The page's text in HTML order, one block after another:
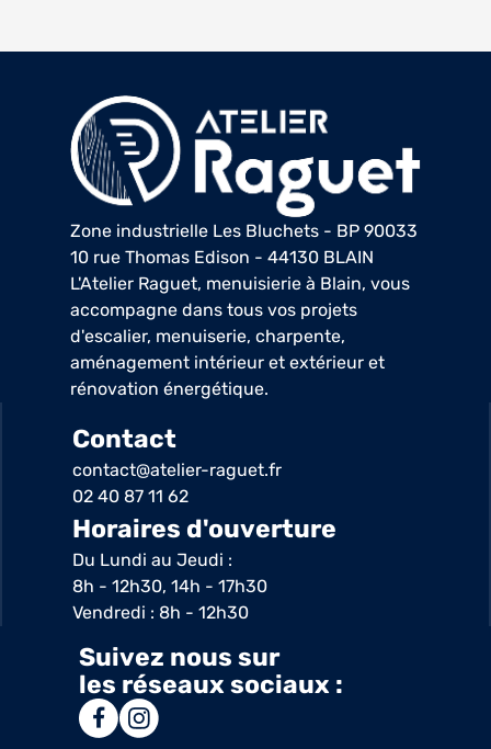
Zone industrielle Les Bluchets - BP 90033
10 rue Thomas Edison - 44130 BLAIN
L'Atelier Raguet, menuisierie à Blain, vous
accompagne dans tous vos projets
d'escalier, menuiserie, charpente,
aménagement intérieur et extérieur et
rénovation énergétique.
Contact
contact@atelier-raguet.fr
02 40 87 11 62
Horaires d'ouverture
Du Lundi au Jeudi :
8h - 12h30, 14h - 17h30
Vendredi : 8h - 12h30
Suivez nous sur
les réseaux sociaux :